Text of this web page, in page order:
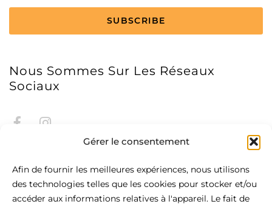
Gérer le consentement
Afin de fournir les meilleures expériences, nous utilisons
des technologies telles que les cookies pour stocker et/ou
accéder aux informations relatives à l'appareil. Le fait de
CAPTCHA
Nous Sommes Sur Les Réseaux
Sociaux